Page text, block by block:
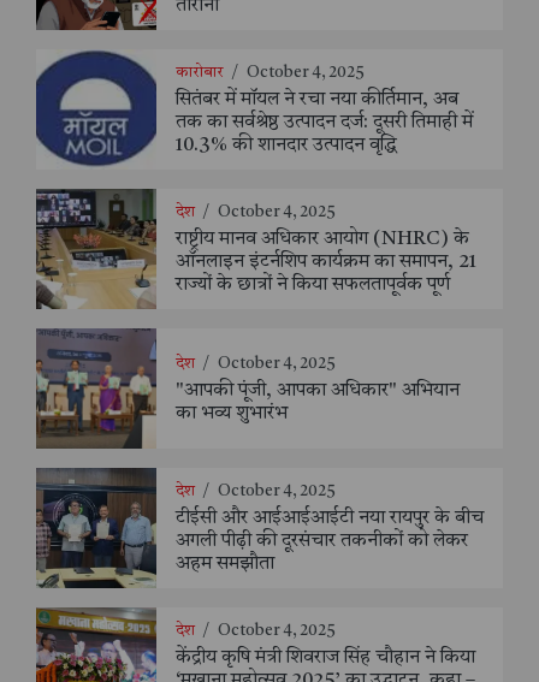
तोरानी
कारोबार / October 4, 2025
सितंबर में मॉयल ने रचा नया कीर्तिमान, अब
तक का सर्वश्रेष्ठ उत्पादन दर्ज: दूसरी तिमाही में
10.3% की शानदार उत्पादन वृद्धि
देश / October 4, 2025
राष्ट्रीय मानव अधिकार आयोग (NHRC) के
ऑनलाइन इंटर्नशिप कार्यक्रम का समापन, 21
राज्यों के छात्रों ने किया सफलतापूर्वक पूर्ण
देश / October 4, 2025
"आपकी पूंजी, आपका अधिकार" अभियान
का भव्य शुभारंभ
देश / October 4, 2025
टीईसी और आईआईआईटी नया रायपुर के बीच
अगली पीढ़ी की दूरसंचार तकनीकों को लेकर
अहम समझौता
देश / October 4, 2025
केंद्रीय कृषि मंत्री शिवराज सिंह चौहान ने किया